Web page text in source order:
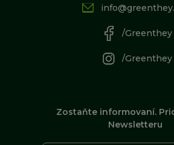
/Greenthey
/Greenthey
Zostaňte informovaní.
Newsletteru